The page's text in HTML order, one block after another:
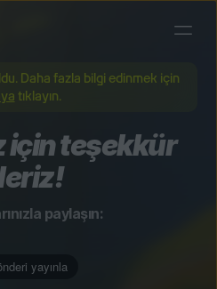
Daha fazla bilgi edinmek için
tıklayın.
için teşekkür
paylaşın: